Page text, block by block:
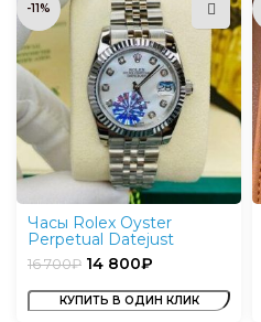
-11%
Часы Rolex Oyster
Perpetual Datejust
16 700₽ 14 800₽
КУПИТЬ В ОДИН КЛИК